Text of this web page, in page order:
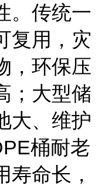
。传统一
复用，灾
，环保压
；大型储
大、维护
桶耐老
寿命长，